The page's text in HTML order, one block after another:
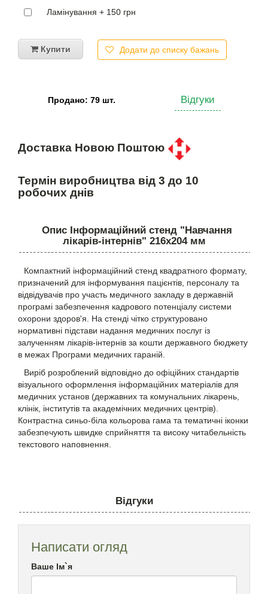
Ламінування + 150 грн
Купити Додати до списку бажань
Продано: 79 шт. Відгуки
Доставка Новою Поштою
Термін виробництва від 3 до 10
робочих днів
Опис Інформаційний стенд "Навчання
лікарів-інтернів" 216х204 мм
Компактний інформаційний стенд квадратного формату,
призначений для інформування пацієнтів, персоналу та
відвідувачів про участь медичного закладу в державній
програмі забезпечення кадрового потенціалу системи
охорони здоров'я. На стенді чітко структуровано
нормативні підстави надання медичних послуг із
залученням лікарів-інтернів за кошти державного бюджету
в межах Програми медичних гараній.
Виріб розроблений відповідно до офіційних стандартів
візуального оформлення інформаційних матеріалів для
медичних установ (державних та комунальних лікарень,
клінік, інститутів та академічних медичних центрів).
Контрастна синьо-біла кольорова гама та тематичні іконки
забезпечують швидке сприйняття та високу читабельність
текстового наповнення.
Відгуки
Написати огляд
Ваше Ім`я